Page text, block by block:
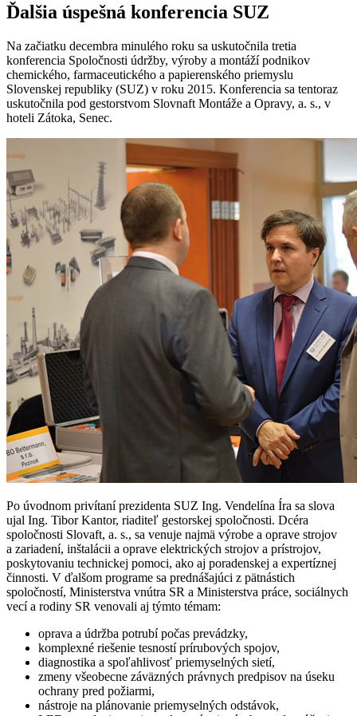
Ďalšia úspešná konferencia SUZ
Na začiatku decembra minulého roku sa uskutočnila tretia
konferencia Spoločnosti údržby, výroby a montáží podnikov
chemického, farmaceutického a papierenského priemyslu
Slovenskej republiky (SUZ) v roku 2015. Konferencia sa tentoraz
uskutočnila pod gestorstvom Slovnaft Montáže a Opravy, a. s., v
hoteli Zátoka, Senec.
Po úvodnom privítaní prezidenta SUZ Ing. Vendelína Íra sa slova
ujal Ing. Tibor Kantor, riaditeľ gestorskej spoločnosti. Dcéra
spoločnosti Slovaft, a. s., sa venuje najmä výrobe a oprave strojov
a zariadení, inštalácii a oprave elektrických strojov a prístrojov,
poskytovaniu technickej pomoci, ako aj poradenskej a expertíznej
činnosti. V ďalšom programe sa prednášajúci z pätnástich
spoločností, Ministerstva vnútra SR a Ministerstva práce, sociálnych
vecí a rodiny SR venovali aj týmto témam:
oprava a údržba potrubí počas prevádzky,
komplexné riešenie tesností prírubových spojov,
diagnostika a spoľahlivosť priemyselných sietí,
zmeny všeobecne záväzných právnych predpisov na úseku
ochrany pred požiarmi,
nástroje na plánovanie priemyselných odstávok,